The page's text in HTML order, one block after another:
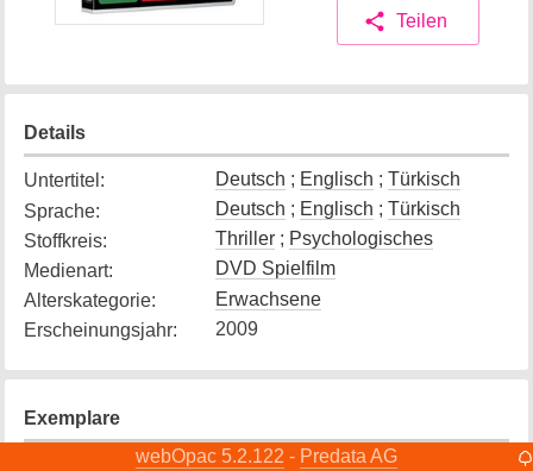
Teilen
Details
Untertitel : Deutsch ; Englisch ; Türkisch
Sprache: Deutsch ; Englisch ; Türkisch
Stoffkreis: Thriller ; Psychologisches
Medienart:
DVD Spielfilm
Alterskategorie:
Erwachsene
Erscheinungsjahr: 2009
Exemplare
webOpac 5.2.122 - Predata AG